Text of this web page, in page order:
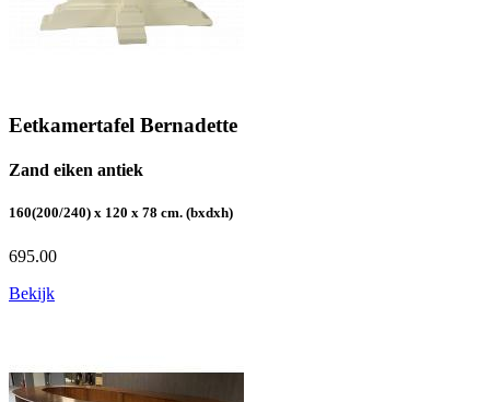
Eetkamertafel Bernadette
Zand eiken antiek
160(200/240) x 120 x 78 cm. (bxdxh)
695.00
Bekijk